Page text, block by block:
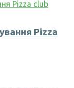
Pizza